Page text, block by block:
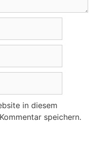
in diesem
speichern.